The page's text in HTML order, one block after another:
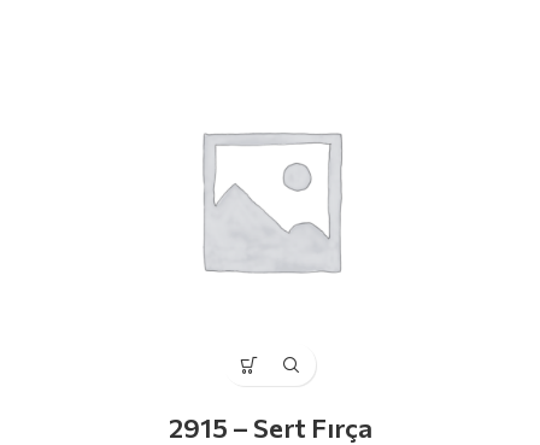
2915 – Sert Fırça